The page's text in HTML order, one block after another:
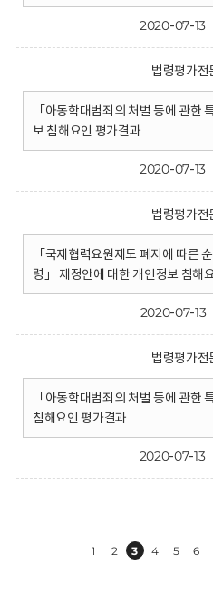
2020-07-13
법령평가전
「아동학대범죄의 처벌 등에 관한
보 침해요인 평가결과
2020-07-13
법령평가전
「국제협력요원제도 폐지에 따른
령」 제정안에 대한 개인정보 침해
2020-07-13
법령평가전
「아동학대범죄의 처벌 등에 관한
침해요인 평가결과
2020-07-13
1 2 3 4 5 6